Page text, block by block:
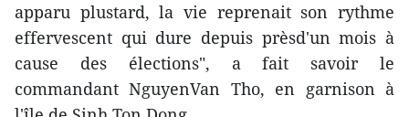
apparu plustard, la vie reprenait son rythme
effervescent qui dure depuis prèsd'un mois à
cause des élections", a fait savoir le
commandant NguyenVan Tho, en garnison à